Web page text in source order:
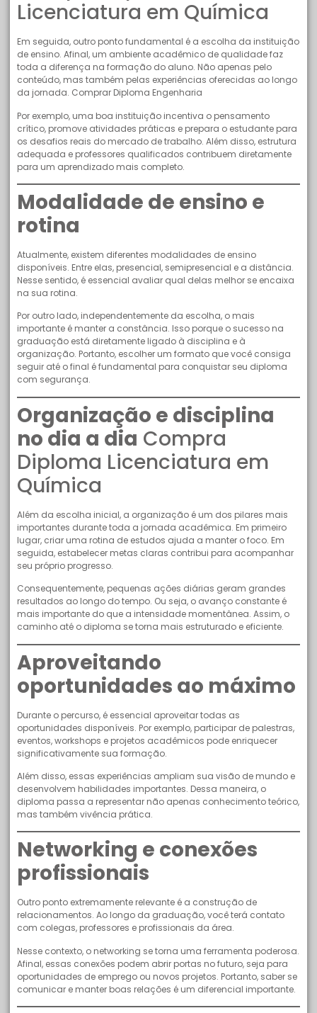
Licenciatura em Química
Em seguida, outro ponto fundamental é a escolha da instituição
de ensino. Afinal, um ambiente acadêmico de qualidade faz
toda a diferença na formação do aluno. Não apenas pelo
conteúdo, mas também pelas experiências oferecidas ao longo
da jornada. Comprar Diploma Engenharia
Por exemplo, uma boa instituição incentiva o pensamento
crítico, promove atividades práticas e prepara o estudante para
os desafios reais do mercado de trabalho. Além disso, estrutura
adequada e professores qualificados contribuem diretamente
para um aprendizado mais completo.
Modalidade de ensino e
rotina
Atualmente, existem diferentes modalidades de ensino
disponíveis. Entre elas, presencial, semipresencial e a distância.
Nesse sentido, é essencial avaliar qual delas melhor se encaixa
na sua rotina.
Por outro lado, independentemente da escolha, o mais
importante é manter a constância. Isso porque o sucesso na
graduação está diretamente ligado à disciplina e à
organização. Portanto, escolher um formato que você consiga
seguir até o final é fundamental para conquistar seu diploma
com segurança.
Organização e disciplina
no dia a dia Compra
Diploma Licenciatura em
Química
Além da escolha inicial, a organização é um dos pilares mais
importantes durante toda a jornada acadêmica. Em primeiro
lugar, criar uma rotina de estudos ajuda a manter o foco. Em
seguida, estabelecer metas claras contribui para acompanhar
seu próprio progresso.
Consequentemente, pequenas ações diárias geram grandes
resultados ao longo do tempo. Ou seja, o avanço constante é
mais importante do que a intensidade momentânea. Assim, o
caminho até o diploma se torna mais estruturado e eficiente.
Aproveitando
oportunidades ao máximo
Durante o percurso, é essencial aproveitar todas as
oportunidades disponíveis. Por exemplo, participar de palestras,
eventos, workshops e projetos acadêmicos pode enriquecer
significativamente sua formação.
Além disso, essas experiências ampliam sua visão de mundo e
desenvolvem habilidades importantes. Dessa maneira, o
diploma passa a representar não apenas conhecimento teórico,
mas também vivência prática.
Networking e conexões
profissionais
Outro ponto extremamente relevante é a construção de
relacionamentos. Ao longo da graduação, você terá contato
com colegas, professores e profissionais da área.
Nesse contexto, o networking se torna uma ferramenta poderosa.
Afinal, essas conexões podem abrir portas no futuro, seja para
oportunidades de emprego ou novos projetos. Portanto, saber se
comunicar e manter boas relações é um diferencial importante.